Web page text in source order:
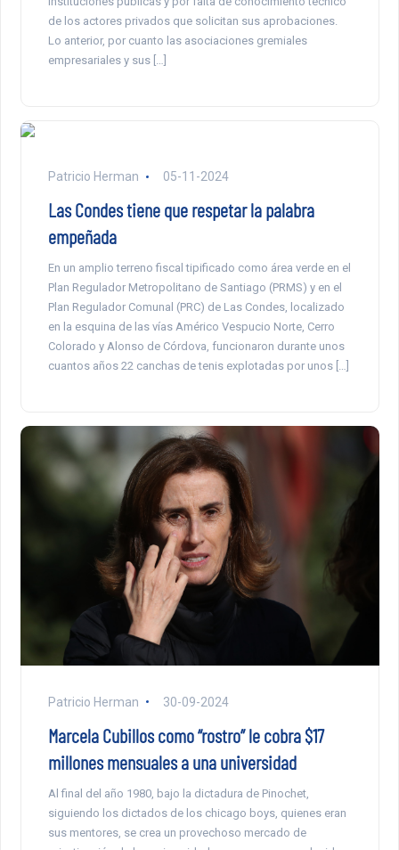
de los actores privados que solicitan sus aprobaciones.
Lo anterior, por cuanto las asociaciones gremiales
empresariales y sus […]
Patricio Herman 05-11-2024
Las Condes tiene que respetar la palabra
empeñada
En un amplio terreno fiscal tipificado como área verde en el
Plan Regulador Metropolitano de Santiago (PRMS) y en el
Plan Regulador Comunal (PRC) de Las Condes, localizado
en la esquina de las vías Américo Vespucio Norte, Cerro
Colorado y Alonso de Córdova, funcionaron durante unos
cuantos años 22 canchas de tenis explotadas por unos […]
Patricio Herman 30-09-2024
Marcela Cubillos como “rostro” le cobra $17
millones mensuales a una universidad
Al final del año 1980, bajo la dictadura de Pinochet,
siguiendo los dictados de los chicago boys, quienes eran
sus mentores, se crea un provechoso mercado de